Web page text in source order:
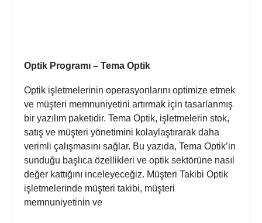
Optik Programı – Tema Optik
Optik işletmelerinin operasyonlarını optimize etmek
ve müşteri memnuniyetini artırmak için tasarlanmış
bir yazılım paketidir. Tema Optik, işletmelerin stok,
satış ve müşteri yönetimini kolaylaştırarak daha
verimli çalışmasını sağlar. Bu yazıda, Tema Optik’in
sunduğu başlıca özellikleri ve optik sektörüne nasıl
değer kattığını inceleyeceğiz. Müşteri Takibi Optik
işletmelerinde müşteri takibi, müşteri
memnuniyetinin ve